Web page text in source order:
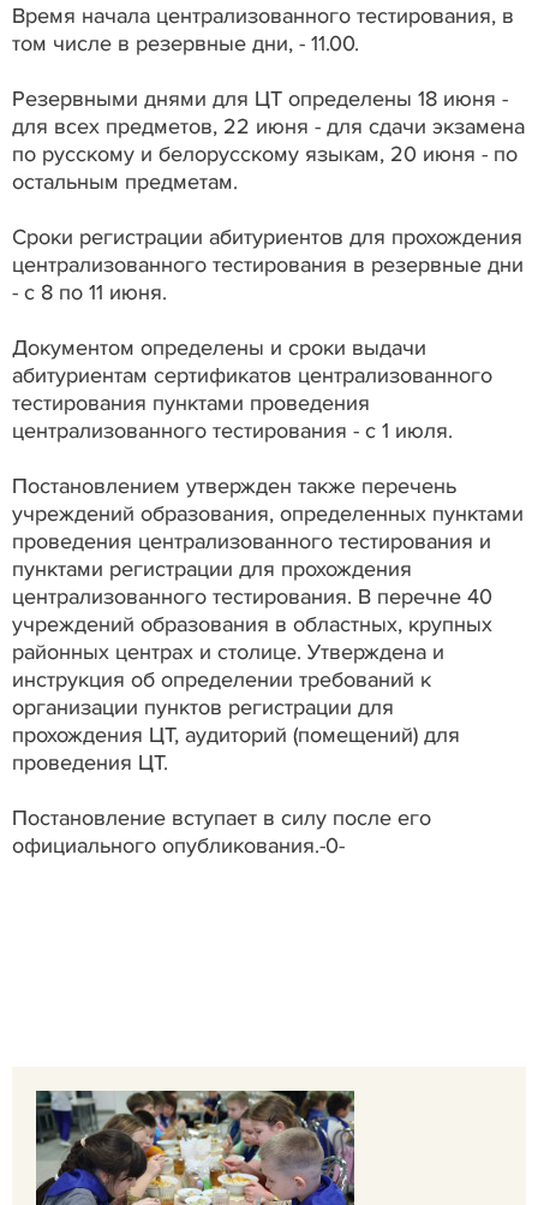
Время начала централизованного тестирования, в
том числе в резервные дни, - 11.00.
Резервными днями для ЦТ определены 18 июня -
для всех предметов, 22 июня - для сдачи экзамена
по русскому и белорусскому языкам, 20 июня - по
остальным предметам.
Сроки регистрации абитуриентов для прохождения
централизованного тестирования в резервные дни
- с 8 по 11 июня.
Документом определены и сроки выдачи
абитуриентам сертификатов централизованного
тестирования пунктами проведения
централизованного тестирования - с 1 июля.
Постановлением утвержден также перечень
учреждений образования, определенных пунктами
проведения централизованного тестирования и
пунктами регистрации для прохождения
централизованного тестирования. В перечне 40
учреждений образования в областных, крупных
районных центрах и столице. Утверждена и
инструкция об определении требований к
организации пунктов регистрации для
прохождения ЦТ, аудиторий (помещений) для
проведения ЦТ.
Постановление вступает в силу после его
официального опубликования.-0-